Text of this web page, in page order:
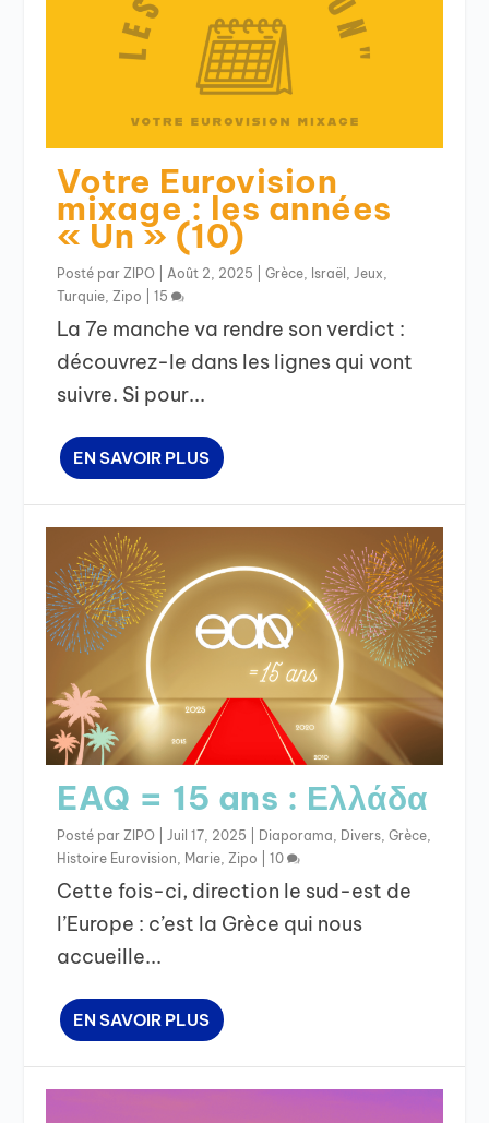
Votre Eurovision
mixage : les années
« Un » (10)
Posté parZIPO |Août 2, 2025 |Grèce, Israël ,Jeux,
Turquie,Zipo |15
La 7e manche va rendre son verdict :
découvrez-le dans les lignes qui vont
suivre. Si pour...
EN SAVOIR PLUS
EAQ = 15 ans : Ελλάδα
Posté parZIPO |Juil 17, 2025 Diaporama, Divers,Grèce,
Histoire Eurovision, Marie,Zipo |10
Cette fois-ci, direction le sud-est de
l’Europe : c’est la Grèce qui nous
accueille...
EN SAVOIR PLUS